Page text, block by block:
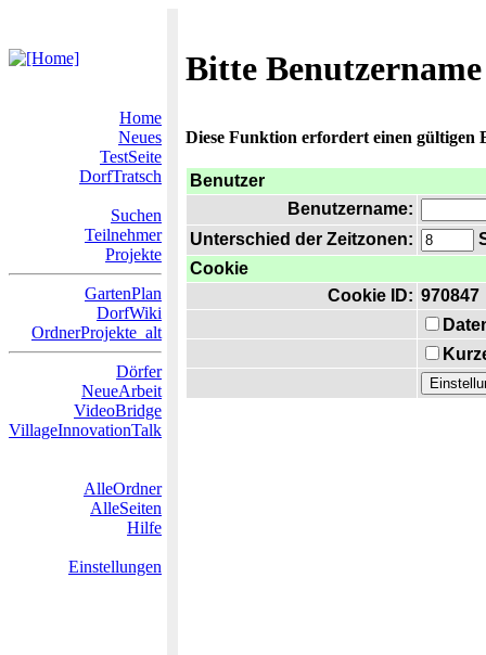
Bitte
Home
Neues
TestSeite
DorfTratsch
Suchen
Teilnehmer
Projekte
GartenPlan
DorfWiki
OrdnerProjekte_alt
Dörfer
NeueArbeit
VideoBridge
VillageInnovationTalk
AlleOrdner
AlleSeiten
Hilfe
Einstellungen
Diese Funktion erfordert einen gültigen
Benutzer
Benutzername:
Unterschied der Zeitzonen:
Cookie
Cookie ID: 970847